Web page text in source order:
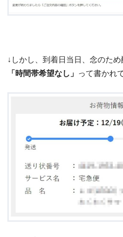
↓しかし、到着日当日、念のた
「時間帯希望なし」 って書かれ